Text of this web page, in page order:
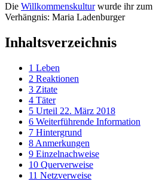
Die Willkommenskulturwurde ihr zum
Verhängnis: Maria Ladenburger
Inhaltsverzeichnis
1 Leben
2 Reaktionen
3 Zitate
4 Täter
5 Urteil 22. März 2018
6 Weiterführende Information
7 Hintergrund
8 Anmerkungen
9 Einzelnachweise
10 Querverweise
11 Netzverweise